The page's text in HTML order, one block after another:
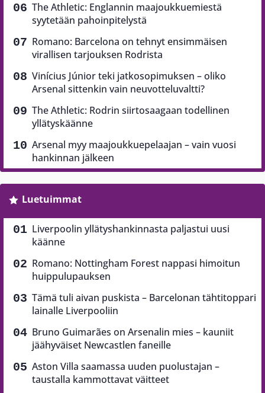
The Athletic: Englannin maajoukkuemiestä
syytetään pahoinpitelystä
Romano: Barcelona on tehnyt ensimmäisen
virallisen tarjouksen Rodrista
Vinícius Júnior teki jatkosopimuksen – oliko
Arsenal sittenkin vain neuvotteluvaltti?
The Athletic: Rodrin siirtosaagaan todellinen
yllätyskäänne
Arsenal myy maajoukkuepelaajan – vain vuosi
hankinnan jälkeen
Luetuimmat
Liverpoolin yllätyshankinnasta paljastui uusi
käänne
Romano: Nottingham Forest nappasi himoitun
huippulupauksen
Tämä tuli aivan puskista – Barcelonan tähtitoppari
lainalle Liverpooliin
Bruno Guimarães on Arsenalin mies – kauniit
jäähyväiset Newcastlen faneille
Aston Villa saamassa uuden puolustajan –
taustalla kammottavat väitteet